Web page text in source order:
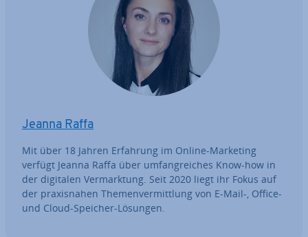
Jeanna Raffa
Mit über 18 Jahren Erfahrung im Online-Marketing
verfügt Jeanna Raffa über um­fang­rei­ches Know-how in
der digitalen Ver­mark­tung. Seit 2020 liegt ihr Fokus auf
der pra­xis­na­hen The­men­ver­mitt­lung von E-Mail-, Office-
und Cloud-Speicher-Lösungen.